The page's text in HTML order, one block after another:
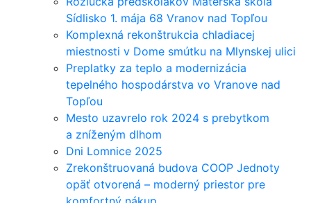
Sídlisko 1. mája 68 Vranov nad Topľou
Komplexná rekonštrukcia chladiacej
miestnosti v Dome smútku na Mlynskej ulici
Preplatky za teplo a modernizácia
tepelného hospodárstva vo Vranove nad
Topľou
Mesto uzavrelo rok 2024 s prebytkom
a zníženým dlhom
Dni Lomnice 2025
Zrekonštruovaná budova COOP Jednoty
opäť otvorená – moderný priestor pre